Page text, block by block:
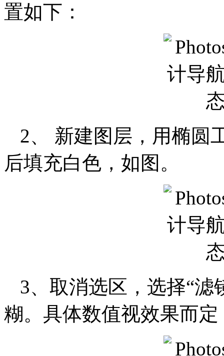
置如下：
2、 新建图层，用椭圆
后填充白色，如图。
3、取消选区，选择“滤
糊。具体数值视效果而